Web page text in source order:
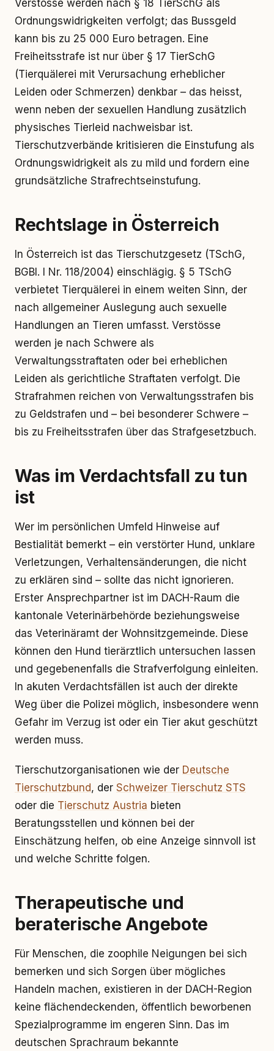
Verstösse werden nach § 18 TierSchG als
Ordnungswidrigkeiten verfolgt; das Bussgeld
kann bis zu 25 000 Euro betragen. Eine
Freiheitsstrafe ist nur über § 17 TierSchG
(Tierquälerei mit Verursachung erheblicher
Leiden oder Schmerzen) denkbar – das heisst,
wenn neben der sexuellen Handlung zusätzlich
physisches Tierleid nachweisbar ist.
Tierschutzverbände kritisieren die Einstufung als
Ordnungswidrigkeit als zu mild und fordern eine
grundsätzliche Strafrechtseinstufung.
Rechtslage in Österreich
In Österreich ist das Tierschutzgesetz (TSchG,
BGBl. I Nr. 118/2004) einschlägig. § 5 TSchG
verbietet Tierquälerei in einem weiten Sinn, der
nach allgemeiner Auslegung auch sexuelle
Handlungen an Tieren umfasst. Verstösse
werden je nach Schwere als
Verwaltungsstraftaten oder bei erheblichen
Leiden als gerichtliche Straftaten verfolgt. Die
Strafrahmen reichen von Verwaltungsstrafen bis
zu Geldstrafen und – bei besonderer Schwere –
bis zu Freiheitsstrafen über das Strafgesetzbuch.
Was im Verdachtsfall zu tun
ist
Wer im persönlichen Umfeld Hinweise auf
Bestialität bemerkt – ein verstörter Hund, unklare
Verletzungen, Verhaltensänderungen, die nicht
zu erklären sind – sollte das nicht ignorieren.
Erster Ansprechpartner ist im DACH-Raum die
kantonale Veterinärbehörde beziehungsweise
das Veterinäramt der Wohnsitzgemeinde. Diese
können den Hund tierärztlich untersuchen lassen
und gegebenenfalls die Strafverfolgung einleiten.
In akuten Verdachtsfällen ist auch der direkte
Weg über die Polizei möglich, insbesondere wenn
Gefahr im Verzug ist oder ein Tier akut geschützt
werden muss.
Tierschutzorganisationen wie der Deutsche
Tierschutzbund, der Schweizer Tierschutz STS
oder die Tierschutz Austria bieten
Beratungsstellen und können bei der
Einschätzung helfen, ob eine Anzeige sinnvoll ist
und welche Schritte folgen.
Therapeutische und
beraterische Angebote
Für Menschen, die zoophile Neigungen bei sich
bemerken und sich Sorgen über mögliches
Handeln machen, existieren in der DACH-Region
keine flächendeckenden, öffentlich beworbenen
Spezialprogramme im engeren Sinn. Das im
deutschen Sprachraum bekannte